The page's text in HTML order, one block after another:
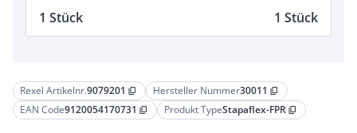
Rexel Artikelnr.9079201 content_copy Hersteller Nummer30011 content_copy
EAN Code9120054170731 content_copy Produkt TypeStapaflex-FPR content_copy
1 Stück 1 Stück